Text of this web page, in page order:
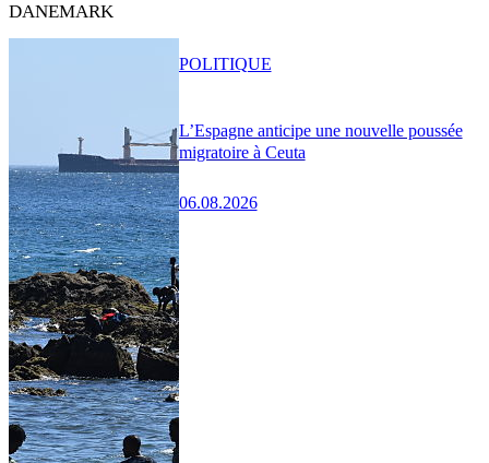
DANEMARK
L’Espagne anticipe une nouvelle poussée
migratoire à Ceuta
06.08.2026
POLITIQUE